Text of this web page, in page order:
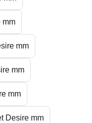
mm
mm
mm
mm
Desire mm